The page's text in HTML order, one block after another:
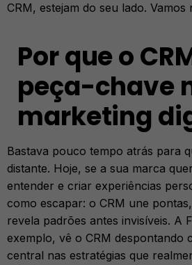
CRM, estejam do seu lado. Vamos
Por que o
peça-chave
marketing
Bastava pouco tempo atrás para
distante. Hoje, se a sua marca
entender e criar experiências
como escapar: o CRM une
revela padrões antes invisíveis. A
exemplo, vê o CRM despontando
central nas estratégias que